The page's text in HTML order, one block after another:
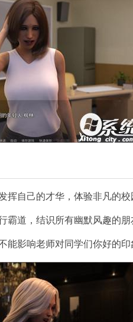
自己的才华，体验非凡的校
霸道，结识所有幽默风趣的朋
影响老师对同学们你好的印